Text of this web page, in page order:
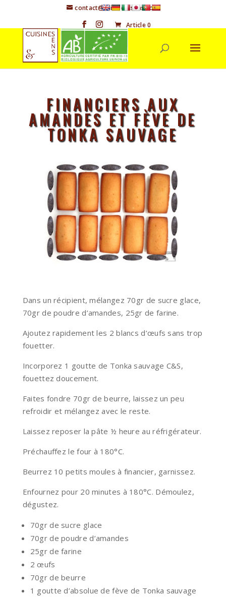
contact@cuisineetsens.com
Article 0
FINANCIERS AUX
AMANDES ET FÈVE DE
TONKA SAUVAGE
Dans un récipient, mélangez 70gr de sucre glace,
70gr de poudre d’amandes, 25gr de farine.
Ajoutez rapidement les 2 blancs d’œufs sans trop
fouetter.
Incorporez 1 goutte de Tonka sauvage C&S,
fouettez doucement.
Faites fondre 70gr de beurre, laissez un peu
refroidir et mélangez avec le reste.
Laissez reposer la pâte ½ heure au réfrigérateur.
Préchauffez le four à 180°C.
Beurrez 10 petits moules à financier, garnissez.
Enfournez pour 20 minutes à 180°C. Démoulez,
dégustez.
70gr de sucre glace
70gr de poudre d’amandes
25gr de farine
2 œufs
70gr de beurre
1 goutte d’absolue de fève de Tonka sauvage